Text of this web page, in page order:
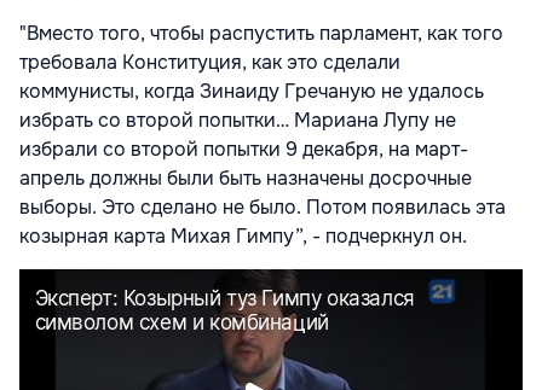
"Вместо того, чтобы распустить парламент, как того
требовала Конституция, как это сделали
коммунисты, когда Зинаиду Гречаную не удалось
избрать со второй попытки… Мариана Лупу не
избрали со второй попытки 9 декабря, на март-
апрель должны были быть назначены досрочные
выборы. Это сделано не было. Потом появилась эта
козырная карта Михая Гимпу”, - подчеркнул он.